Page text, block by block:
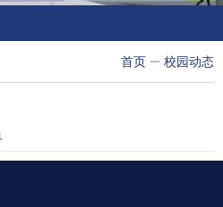
首页 校园动态